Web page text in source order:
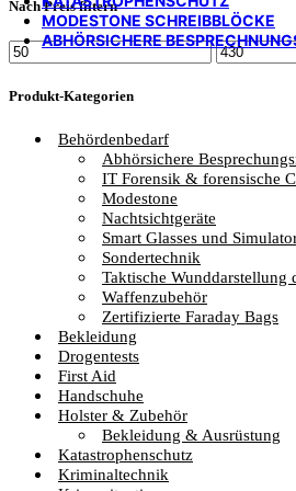
MODESTONE SCHREIBBLÖCKE
ABHÖRSICHERE
Nach Preis filtern
Min.
Preis
Max.
Preis
Produkt-Kategorien
Behördenbedarf
Abhörsichere
IT Forensik & forensische
Modestone
Nachtsichtgeräte
Smart Glasses und
Sondertechnik
Taktische Wunddarstellung
Waffenzubehör
Zertifizierte Faraday Bags
Bekleidung
Drogentests
First Aid
Handschuhe
Holster & Zubehör
Bekleidung & Ausrüstung
Katastrophenschutz
Kriminaltechnik